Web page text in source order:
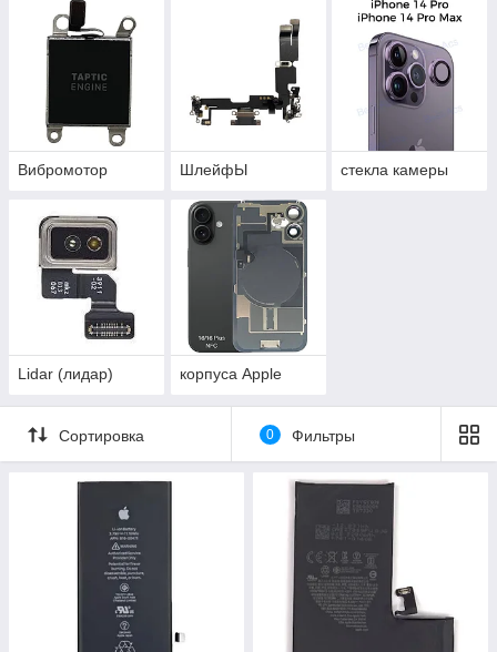
Вибромотор ШлейфЫ стекла камеры
Lidar (лидар) корпуса Apple
Сортировка 0 Фильтры